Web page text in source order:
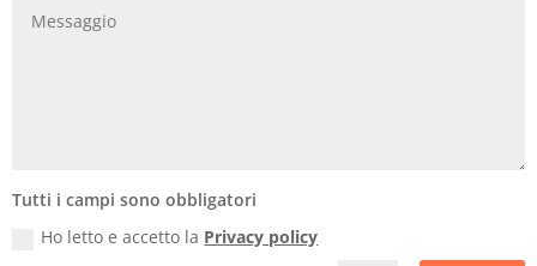
Tutti i campi sono obbligatori
Ho letto e accetto la Privacy policy